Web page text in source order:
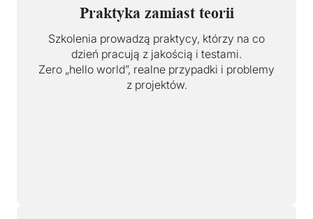
Praktyka zamiast teorii
Szkolenia prowadzą praktycy, którzy na co
dzień pracują z jakością i testami.
Zero „hello world”, realne przypadki i problemy
z projektów.